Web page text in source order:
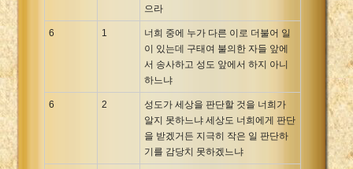
으라
6 1
너희 중에 누가 다른 이로 더불어 일
이 있는데 구태여 불의한 자들 앞에
서 송사하고 성도 앞에서 하지 아니
하느냐
6 2
성도가 세상을 판단할 것을 너희가
알지 못하느냐 세상도 너희에게 판단
을 받겠거든 지극히 작은 일 판단하
기를 감당치 못하겠느냐